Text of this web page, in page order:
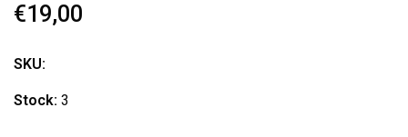
€19,00
SKU:
Stock: 3